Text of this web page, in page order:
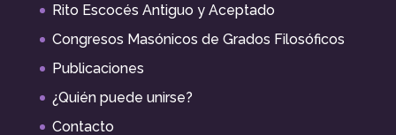
Rito Escocés Antiguo y Aceptado
Congresos Masónicos de Grados Filosóficos
Publicaciones
¿Quién puede unirse?
Contacto